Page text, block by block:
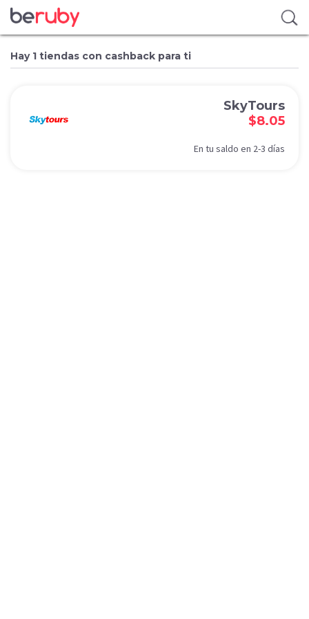
Hay 1 tiendas con cashback para ti
SkyTours
$8.05
En tu saldo en 2-3 días